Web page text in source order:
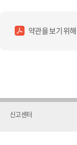
약관을 보기 위해
신고센터